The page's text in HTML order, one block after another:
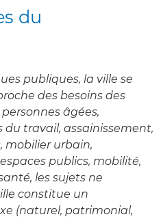
du
publiques, la ville se
des besoins des
âgées,
du travail, assainissement,
mobilier urbain,
publics, mobilité,
les sujets ne
constitue un
(naturel, patrimonial,